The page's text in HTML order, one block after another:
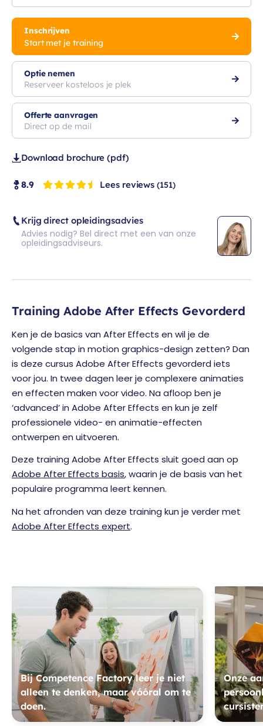
Training Adobe After Effects Gevorderd
Ken je de basics van After Effects en wil je de
volgende stap in motion graphics-design zetten? Dan
is deze cursus Adobe After Effects gevorderd iets
voor jou. In twee dagen leer je complexere animaties
en effecten maken voor video. Na afloop ben je
‘advanced’ in Adobe After Effects en kun je zelf
professionele video- en animatie-effecten
ontwerpen en uitvoeren.
Deze training Adobe After Effects sluit goed aan op
Adobe After Effects basis, waarin je de basis van het
populaire programma leert kennen.
Na het afronden van deze training kun je verder met
Adobe After Effects expert.
Bij Competence Factory leer je niet
alleen te denken, maar vóóral om te
doen.
Onze
Inschrijven
Start met je training
Optie nemen
Reserveer kosteloos je plek
Offerte aanvragen
Direct op de mail
Download brochure (pdf)
8.9 Lees reviews (151)
Krijg direct opleidingsadvies
Advies nodig? Bel direct met een van onze
opleidingsadviseurs.